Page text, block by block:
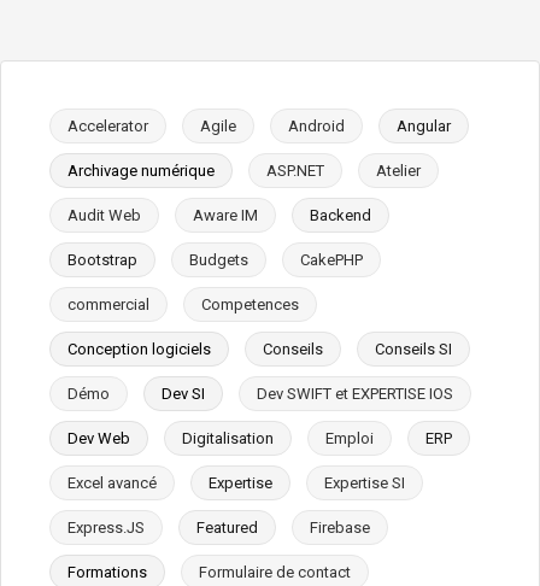
Accelerator Agile Android Angular
Archivage numérique ASP.NET Atelier
Audit Web Aware IM Backend
Bootstrap Budgets CakePHP
commercial Competences
Conception logiciels Conseils Conseils SI
Démo Dev SI Dev SWIFT et EXPERTISE IOS
Dev Web Digitalisation Emploi ERP
Excel avancé Expertise Expertise SI
Express.JS Featured Firebase
Formations Formulaire de contact